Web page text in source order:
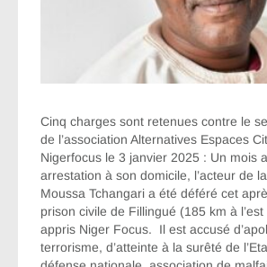
Cinq charges sont retenues contre le
de l’association Alternatives Espaces
Nigerfocus le 3 janvier 2025 : Un mois
arrestation à son domicile, l’acteur de
Moussa Tchangari a été déféré cet
prison civile de Fillingué (185 km à
appris Niger Focus. Il est accusé
terrorisme, d’atteinte à la surêté de